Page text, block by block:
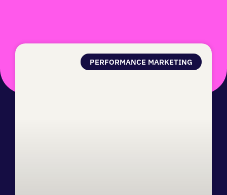
PERFORMANCE MARKETING